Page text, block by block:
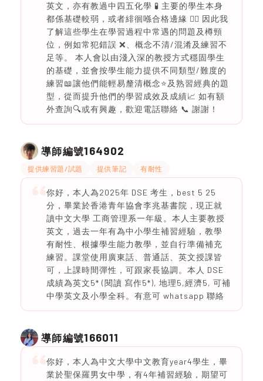
英文，亦有教過中四五化學 🧪 主要的學生本身
都係基礎較弱，或者緋徊喺合格邊緣 ✍🏻 因此我
了解這些學生在學習過程中常遇的問題及樽頸
位，例如常犯錯誤 ❌、概念不清/混淆及練習不
足等。 本人會以由淺入深的教授方式穩固學生
的基礎，並會按學生能力提供不同類型/難度的
練習📖讓他們能輕易釐清概念⭐️及熟習經典的題
型，從而提升他們的學習成效及成績📈 如有額
外查詢🔍或有興趣，歡迎電話聯絡 📞 謝謝！
導師編號164902
提供練習題/試題 提供筆記 有耐性
你好，本人為2025年 DSE 考生，best 5 25
分，畢業於香港青年協會李兆基書院，現正就
讀中文大學 工商管理系一年級。本人主要教授
英文，過去一年有為中小學生補習經驗，教學
有耐性、根據學生能力教學，並自行準備補充
練習。課堂使用廣東話、普通話、英文授課皆
可，上課時間彈性，可跟家長協調。本人 DSE
成績為英文5* (閱讀 寫作5*), 地理5,經濟5, 可補
中學英文及小學全科。有意可 whatsapp 聯絡
導師編號166011
你好，本人為中文大學中文教育year4學生，畢
業於聖保羅男女中學，有4年補習經驗，期望可